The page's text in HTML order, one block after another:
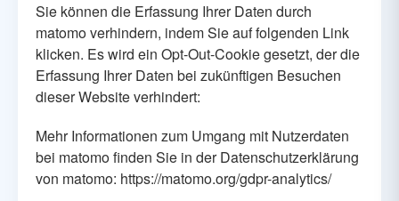
Sie können die Erfassung Ihrer Daten durch
matomo verhindern, indem Sie auf folgenden Link
klicken. Es wird ein Opt-Out-Cookie gesetzt, der die
Erfassung Ihrer Daten bei zukünftigen Besuchen
dieser Website verhindert:
Mehr Informationen zum Umgang mit Nutzerdaten
bei matomo finden Sie in der Datenschutzerklärung
von matomo: https://matomo.org/gdpr-analytics/